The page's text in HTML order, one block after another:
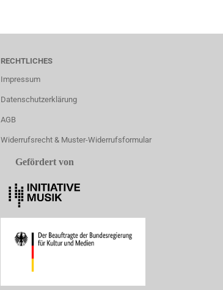
RECHTLICHES
Impressum
Datenschutzerklärung
AGB
Widerrufsrecht & Muster-Widerrufsformular
Gefördert von